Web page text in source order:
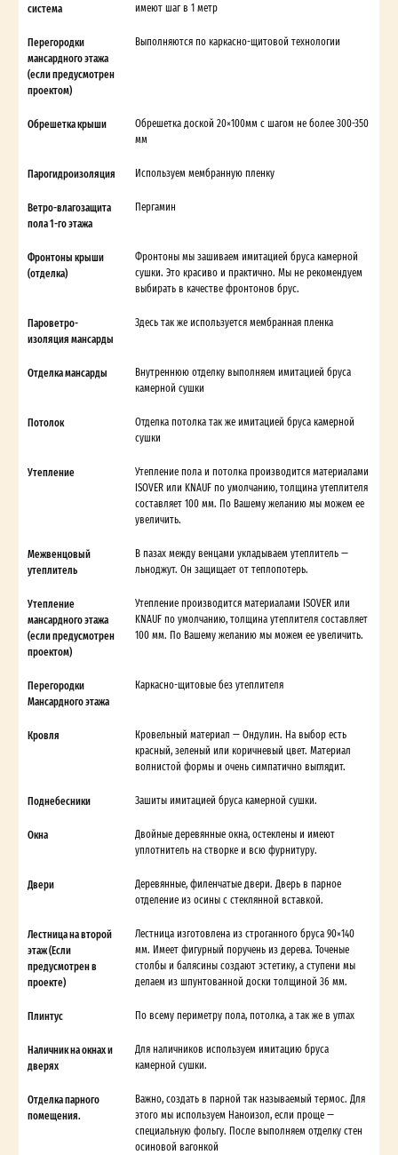
система имеют шаг в 1 метр
Перегородки
мансардного этажа
(если предусмотрен
проектом)
Выполняются по каркасно-щитовой технологии
Обрешетка крыши
Обрешетка доской 20×100мм с шагом не более 300-350
мм
Парогидроизоляция Используем мембранную пленку
Ветро-влагозащита
пола 1-го этажа
Пергамин
Фронтоны крыши
(отделка)
Фронтоны мы зашиваем имитацией бруса камерной
сушки. Это красиво и практично. Мы не рекомендуем
выбирать в качестве фронтонов брус.
Пароветро-
изоляция мансарды
Здесь так же используется мембранная пленка
Отделка мансарды
Внутреннюю отделку выполняем имитацией бруса
камерной сушки
Потолок
Отделка потолка так же имитацией бруса камерной
сушки
Утепление
Утепление пола и потолка производится материалами
ISOVER или KNAUF по умолчанию, толщина утеплителя
составляет 100 мм. По Вашему желанию мы можем ее
увеличить.
Межвенцовый
утеплитель
В пазах между венцами укладываем утеплитель —
льноджут. Он защищает от теплопотерь.
Утепление
мансардного этажа
(если предусмотрен
проектом)
Утепление производится материалами ISOVER или
KNAUF по умолчанию, толщина утеплителя составляет
100 мм. По Вашему желанию мы можем ее увеличить.
Перегородки
Мансардного этажа
Каркасно-щитовые без утеплителя
Кровля
Кровельный материал — Ондулин. На выбор есть
красный, зеленый или коричневый цвет. Материал
волнистой формы и очень симпатично выглядит.
Поднебесники Зашиты имитацией бруса камерной сушки.
Окна
Двойные деревянные окна, остеклены и имеют
уплотнитель на створке и всю фурнитуру.
Двери
Деревянные, филенчатые двери. Дверь в парное
отделение из осины с стеклянной вставкой.
Лестница на второй
этаж (Если
предусмотрен в
проекте)
Лестница изготовлена из строганного бруса 90×140
мм. Имеет фигурный поручень из дерева. Точеные
столбы и балясины создают эстетику, а ступени мы
делаем из шпунтованной доски толщиной 36 мм.
Плинтус По всему периметру пола, потолка, а так же в углах
Наличник на окнах и
дверях
Для наличников используем имитацию бруса
камерной сушки.
Отделка парного
помещения.
Важно, создать в парной так называемый термос. Для
этого мы используем Наноизол, если проще —
специальную фольгу. После выполняем отделку стен
осиновой вагонкой